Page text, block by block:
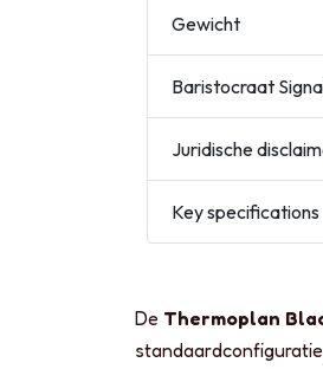
Gewicht
Baristocraat
Juridische
Key specifications
De Thermoplan